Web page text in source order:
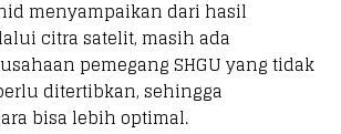
menyampaikan dari hasil
citra satelit, masih ada
pemegang SHGU yang tidak
ditertibkan, sehingga
bisa lebih optimal.